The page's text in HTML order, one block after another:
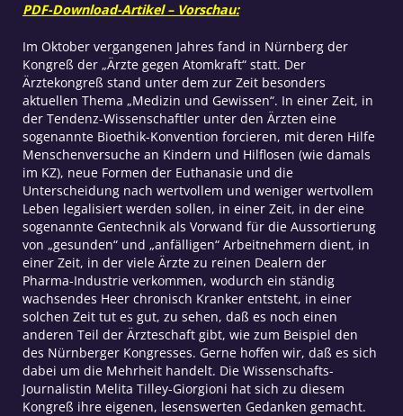
PDF-Download-Artikel – Vorschau:
Im Oktober vergangenen Jahres fand in Nürnberg der
Kongreß der „Ärzte gegen Atomkraft“ statt. Der
Ärztekongreß stand unter dem zur Zeit besonders
aktuellen Thema „Medizin und Gewissen“. In einer Zeit, in
der Tendenz-Wissenschaftler unter den Ärzten eine
sogenannte Bioethik-Konvention forcieren, mit deren Hilfe
Menschenversuche an Kindern und Hilflosen (wie damals
im KZ), neue Formen der Euthanasie und die
Unterscheidung nach wertvollem und weniger wertvollem
Leben legalisiert werden sollen, in einer Zeit, in der eine
sogenannte Gentechnik als Vorwand für die Aussortierung
von „gesunden“ und „anfälligen“ Arbeitnehmern dient, in
einer Zeit, in der viele Ärzte zu reinen Dealern der
Pharma-Industrie verkommen, wodurch ein ständig
wachsendes Heer chronisch Kranker entsteht, in einer
solchen Zeit tut es gut, zu sehen, daß es noch einen
anderen Teil der Ärzteschaft gibt, wie zum Beispiel den
des Nürnberger Kongresses. Gerne hoffen wir, daß es sich
dabei um die Mehrheit handelt. Die Wissenschafts-
Journalistin Melita Tilley-Giorgioni hat sich zu diesem
Kongreß ihre eigenen, lesenswerten Gedanken gemacht.